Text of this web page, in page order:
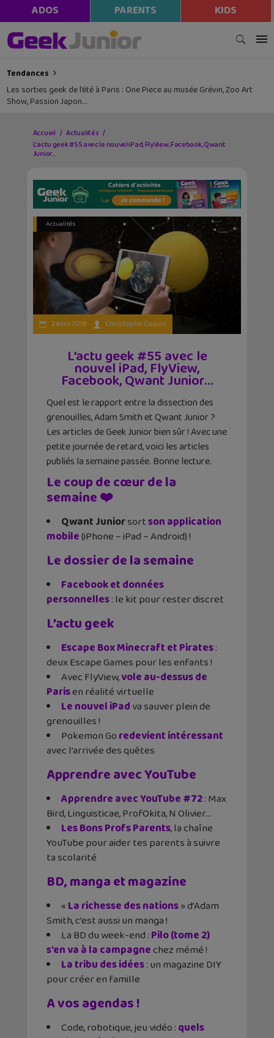
ADOS PARENTS KIDS
Tendances
Les sorties geek de l’été à Paris : One Piece au musée Grévin, Zoo Art
Show, Passion Japon…
Accueil
Actualités
L’actu geek #55 avec le nouvel iPad, FlyView, Facebook, Qwant
Junior…
Actualités
2 avril 2018 Christophe Coquis
L’actu geek #55 avec le
nouvel iPad, FlyView,
Facebook, Qwant Junior…
Quel est le rapport entre la dissection des
grenouilles, Adam Smith et Qwant Junior ?
Les articles de Geek Junior bien sûr ! Avec une
petite journée de retard, voici les articles
publiés la semaine passée. Bonne lecture.
Le coup de cœur de la
semaine ❤️
Qwant Juniorsortson application
mobile(iPhone – iPad – Android) !
Le dossier de la semaine
Facebook et données
personnelles: le kit pour rester discret
L’actu geek
Escape Box Minecraft et Pirates:
deux Escape Games pour les enfants !
Avec FlyView,vole au-dessus de
Parisen réalité virtuelle
Le nouvel iPadva sauver plein de
grenouilles !
Pokemon Goredevient intéressant
avec l’arrivée des quêtes
Apprendre avec YouTube
Apprendre avec YouTube #72: Max
Bird, Linguisticae, ProfOkita, N Olivier…
Les Bons Profs Parents, la chaîne
YouTube pour aider tes parents à suivre
ta scolarité
BD, manga et magazine
«La richesse des nations» d’Adam
Smith, c’est aussi un manga !
La BD du week-end :Pilo (tome 2)
s’en va à la campagnechez mémé !
La tribu des idées: un magazine DIY
pour créer en famille
A vos agendas !
Code, robotique, jeu vidéo :quels